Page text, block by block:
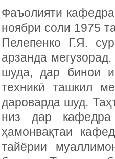
Фаъолияти
ноябри соли 1975
Пелепенко Г.Я.
арзанда
шуда, дар бинои
техникӣ ташкил
дароварда шуд.
низ дар кафедра
ҳамонвақтаи
тайёрии